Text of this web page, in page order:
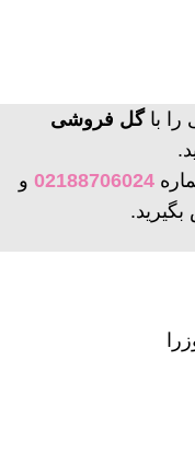
را باگل فروشی
02188706024 و